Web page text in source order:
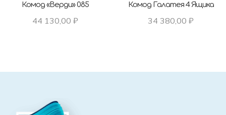
Комод «Верди» 085
44 130,00 ₽
Комод Галатея 4 Ящика
34 380,00 ₽